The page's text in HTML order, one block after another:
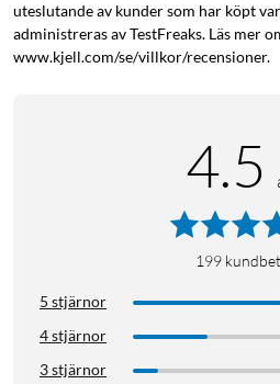
uteslutande av kunder som har köpt
administreras av TestFreaks. Läs mer
www.kjell.com/se/villkor/recensioner.
4.5
199
5 stjärnor
4 stjärnor
3 stjärnor